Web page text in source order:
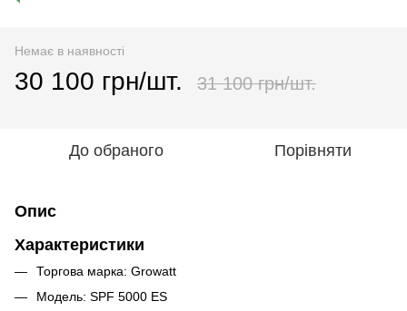
Немає в наявності
30 100 грн/шт. 31 100 грн/шт.
До обраного Порівняти
Опис
Характеристики
Торгова марка: Growatt
Модель: SPF 5000 ES